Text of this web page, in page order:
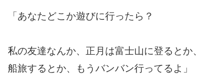
「あなたどこか遊びに行ったら？
私の友達なんか、正月は富士山に登るとか、
船旅するとか、もうバンバン行ってるよ」